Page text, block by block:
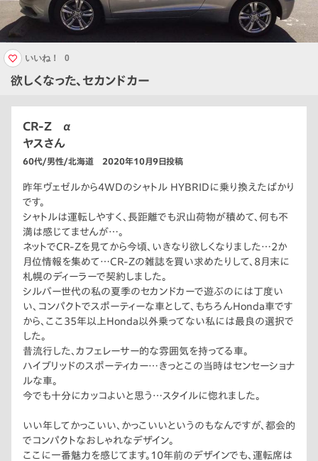
欲しくなった、セカンドカー
いいね！ 0
CR-Z α
ヤスさん
60代/男性/北海道 2020年10月9日投稿
昨年ヴェゼルから4WDのシャトル HYBRIDに乗り換えたばかり
です。
シャトルは運転しやすく、長距離でも沢山荷物が積めて、何も不
満は感じてませんが…。
ネットでCR-Zを見てから今頃、いきなり欲しくなりました…2か
月位情報を集めて…CR-Zの雑誌を買い求めたりして、8月末に
札幌のディーラーで契約しました。
シルバー世代の私の夏季のセカンドカーで遊ぶのには丁度い
い、コンパクトでスポーティーな車として、もちろんHonda車です
から、ここ35年以上Honda以外乗ってない私には最良の選択で
した。
昔流行した、カフェレーサー的な雰囲気を持ってる車。
ハイブリッドのスポーティカー…きっとこの当時はセンセーショナ
ルな車。
今でも十分にカッコよいと思う…スタイルに惚れました。
いい年してかっこいい、かっこいいというのもなんですが、都会的
でコンパクトなおしゃれなデザイン。
ここに一番魅力を感じてます。10年前のデザインでも、運転席は